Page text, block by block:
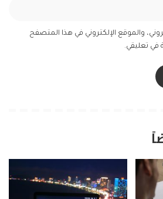
والموقع الإلكتروني في هذا المتصفح
في تعليقي.